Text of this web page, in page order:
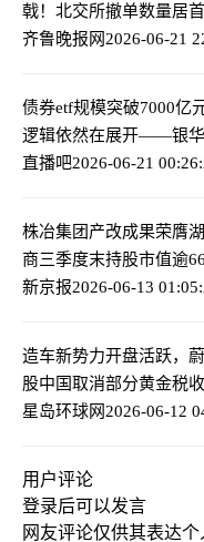
戟！北交所撤单数量居
齐鲁晚报网2026-06-21
债券etf规模突破7000亿
逻辑依然在展开——银华
直播吧2026-06-21
株冶集团产改成果荣膺
商三季度末持股市值逾
新京报2026-06-13
造车新势力开盘活跃，
股中国取消部分黄金税
星岛环球网2026-06-12
用户评论
登录后可以发言
网友评论仅供其表达